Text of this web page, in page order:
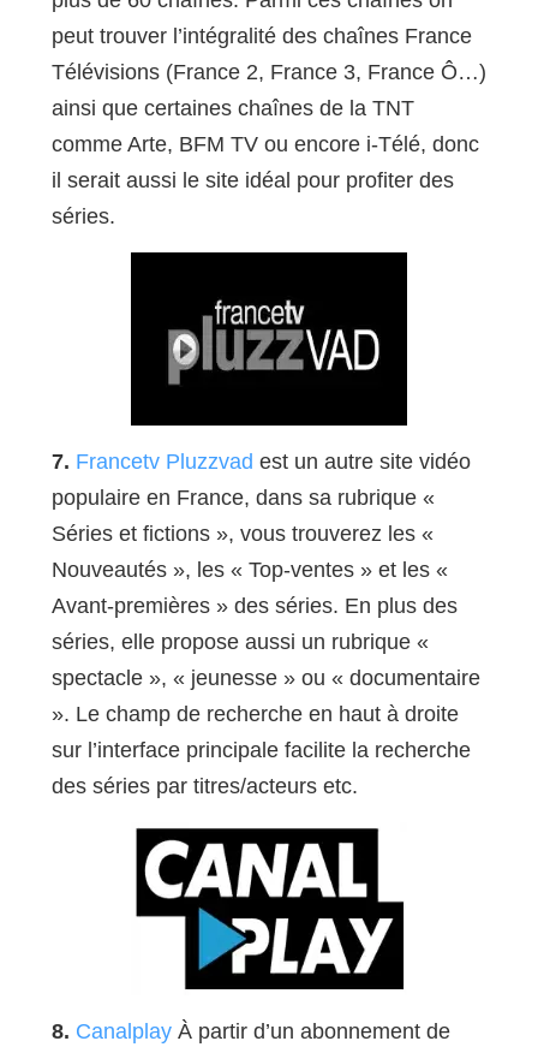
peut trouver l’intégralité des chaînes France
Télévisions (France 2, France 3, France Ô…)
ainsi que certaines chaînes de la TNT
comme Arte, BFM TV ou encore i-Télé, donc
il serait aussi le site idéal pour profiter des
séries.
7. Francetv Pluzzvad est un autre site vidéo
populaire en France, dans sa rubrique «
Séries et fictions », vous trouverez les «
Nouveautés », les « Top-ventes » et les «
Avant-premières » des séries. En plus des
séries, elle propose aussi un rubrique «
spectacle », « jeunesse » ou « documentaire
». Le champ de recherche en haut à droite
sur l’interface principale facilite la recherche
des séries par titres/acteurs etc.
8. CanalplayÀ partir d’un abonnement de